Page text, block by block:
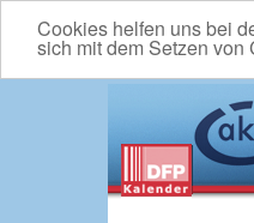
Cookies helfen uns bei
sich mit dem Setzen